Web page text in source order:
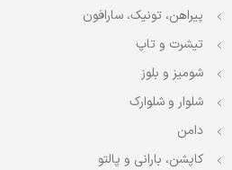
پیراهن، تونیک، سارافون
تیشرت و تاپ
شومیز و بلوز
شلوار و شلوارک
دامن
کاپشن، بارانی و پالتو